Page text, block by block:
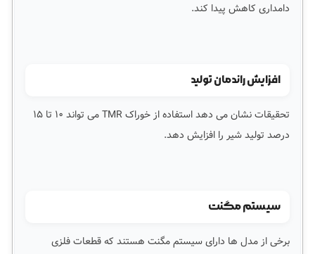
دامداری کاهش پیدا کند.
افزایش راندمان تولید
تحقیقات نشان می دهد استفاده از خوراک TMR می تواند ۱۰ تا ۱۵
درصد تولید شیر را افزایش دهد.
سیستم مگنت
برخی از مدل ها دارای سیستم مگنت هستند که قطعات فلزی